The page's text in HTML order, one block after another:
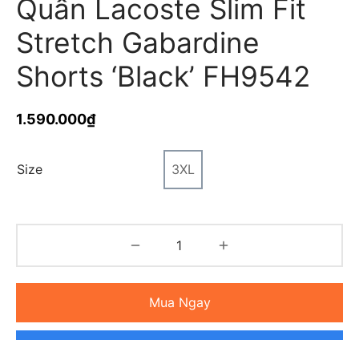
Quần Lacoste Slim Fit
Stretch Gabardine
Shorts ‘Black’ FH9542
1.590.000₫
Size 3XL
Mua Ngay